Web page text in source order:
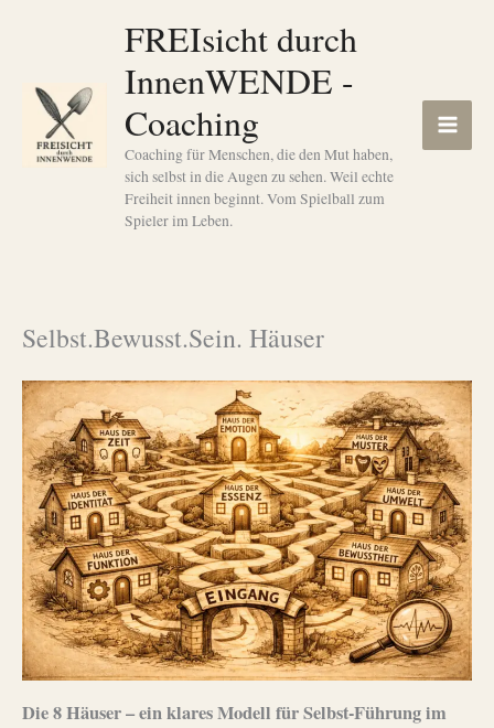
FREIsicht durch
InnenWENDE -
Coaching
Coaching für Menschen, die den Mut haben,
sich selbst in die Augen zu sehen. Weil echte
Freiheit innen beginnt. Vom Spielball zum
Spieler im Leben.
Selbst.Bewusst.Sein. Häuser
Die 8 Häuser – ein klares Modell für Selbst-Führung im